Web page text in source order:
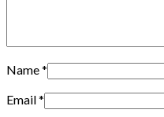
Name*
Email*